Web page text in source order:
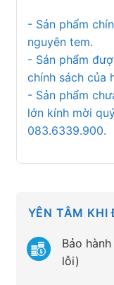
- Sản phẩm
nguyên tem.
- Sản phẩm
chính sách của
- Sản phẩm
lớn kính mời
083.6339.900.
YÊN TÂM KHI
Bảo
lỗi)